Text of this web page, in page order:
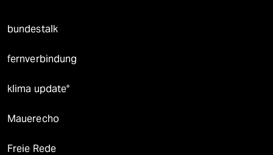
bundestalk
fernverbindung
klima update°
Mauerecho
Freie Rede